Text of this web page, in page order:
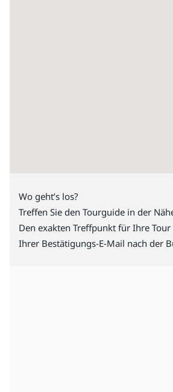
Wo geht’s los?
Treffen Sie den Tourguide in der
Den exakten Treffpunkt für Ihre Tour
Ihrer Bestätigungs-E-Mail nach der